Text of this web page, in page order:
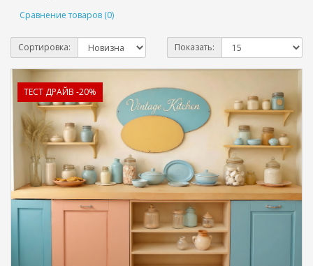
Сравнение товаров (0)
Сортировка: Показать:
ТЕСТ ДРАЙВ -20%